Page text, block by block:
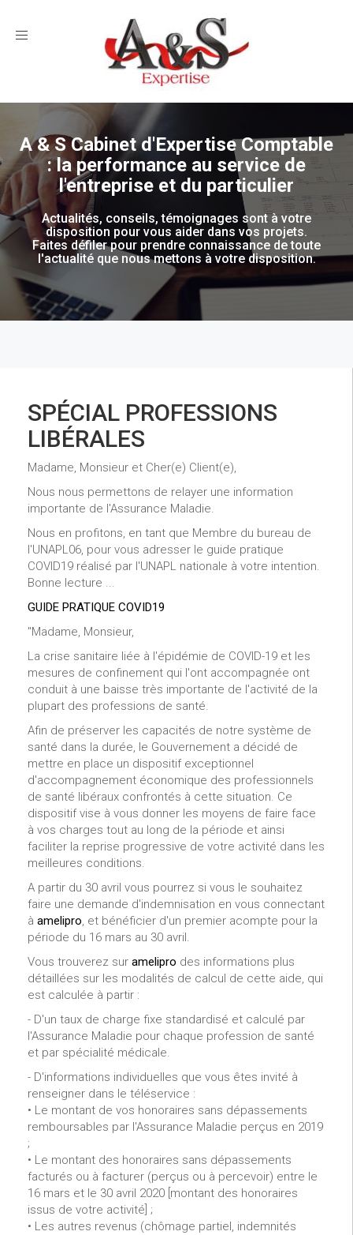
Toggle
A & S Cabinet d'Expertise Comptable
: la performance au service de
l'entreprise et du particulier
Actualités, conseils, témoignages sont à votre
disposition pour vous aider dans vos projets.
Faites défiler pour prendre connaissance de toute
l'actualité que nous mettons à votre disposition.
SPÉCIAL PROFESSIONS
LIBÉRALES
Madame, Monsieur et Cher(e) Client(e),
Nous nous permettons de relayer une information
importante de l'Assurance Maladie.
Nous en profitons, en tant que Membre du bureau de
l'UNAPL06, pour vous adresser le guide pratique
COVID19 réalisé par l'UNAPL nationale à votre intention.
Bonne lecture ...
GUIDE PRATIQUE COVID19
"Madame, Monsieur,
La crise sanitaire liée à l'épidémie de COVID-19 et les
mesures de confinement qui l'ont accompagnée ont
conduit à une baisse très importante de l'activité de la
plupart des professions de santé.
Afin de préserver les capacités de notre système de
santé dans la durée, le Gouvernement a décidé de
mettre en place un dispositif exceptionnel
d'accompagnement économique des professionnels
de santé libéraux confrontés à cette situation. Ce
dispositif vise à vous donner les moyens de faire face
à vos charges tout au long de la période et ainsi
faciliter la reprise progressive de votre activité dans les
meilleures conditions.
A partir du 30 avril vous pourrez si vous le souhaitez
faire une demande d'indemnisation en vous connectant
à amelipro, et bénéficier d'un premier acompte pour la
période du 16 mars au 30 avril.
Vous trouverez sur amelipro des informations plus
détaillées sur les modalités de calcul de cette aide, qui
est calculée à partir :
- D'un taux de charge fixe standardisé et calculé par
l'Assurance Maladie pour chaque profession de santé
et par spécialité médicale.
- D'informations individuelles que vous êtes invité à
renseigner dans le téléservice :
• Le montant de vos honoraires sans dépassements
remboursables par l'Assurance Maladie perçus en 2019
;
• Le montant des honoraires sans dépassements
facturés ou à facturer (perçus ou à percevoir) entre le
16 mars et le 30 avril 2020 [montant des honoraires
issus de votre activité] ;
• Les autres revenus (chômage partiel, indemnités